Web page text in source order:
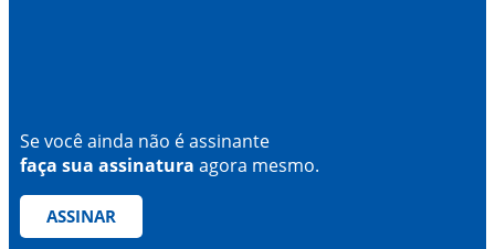
Se você ainda não é assinante
faça sua assinatura agora mesmo.
ASSINAR